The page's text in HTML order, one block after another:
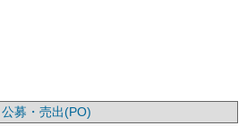
公募・売出(PO)